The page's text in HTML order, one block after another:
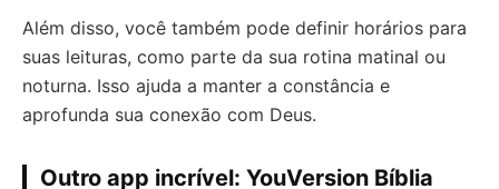
Além disso, você também pode definir horários para
suas leituras, como parte da sua rotina matinal ou
noturna. Isso ajuda a manter a constância e
aprofunda sua conexão com Deus.
Outro app incrível: YouVersion Bíblia